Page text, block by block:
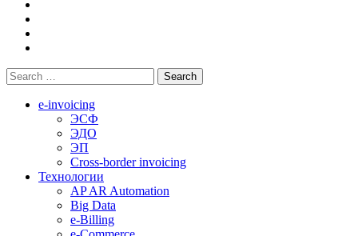
e-invoicing
ЭСФ
ЭДО
ЭП
Cross-border invoicing
Технологии
AP AR Automation
Big Data
e-Billing